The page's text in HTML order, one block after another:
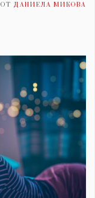
ОТ ДАНИЕЛА МИКОВА